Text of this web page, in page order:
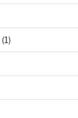
(1)